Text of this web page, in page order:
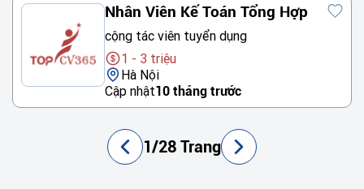
Nhân Viên Kế Toán Tổng Hợp
cộng tác viên tuyển dụng
1 - 3 triệu
Hà Nội
Cập nhật10 tháng trước
1/28 Trang